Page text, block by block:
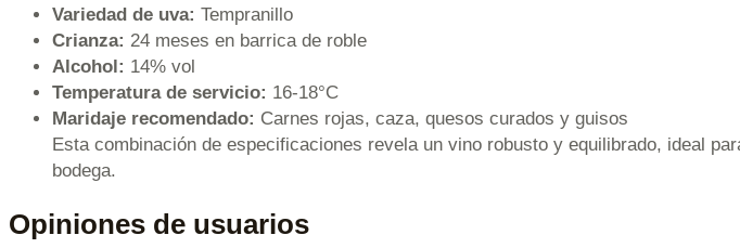
Variedad de uva: Tempranillo
Crianza: 24 meses en barrica de roble
Alcohol: 14% vol
Temperatura de servicio: 16-18°C
Maridaje recomendado: Carnes rojas, caza, quesos curados y guisos
Esta combinación de especificaciones revela un vino robusto y equilibrado, ideal
bodega.
Opiniones de usuarios